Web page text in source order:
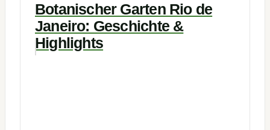
Botanischer Garten Rio de
Janeiro: Geschichte &
Highlights